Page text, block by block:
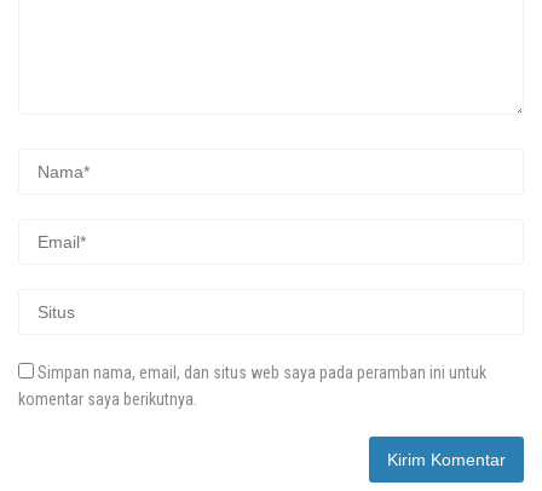
Simpan nama, email, dan situs web saya pada peramban ini untuk
komentar saya berikutnya.